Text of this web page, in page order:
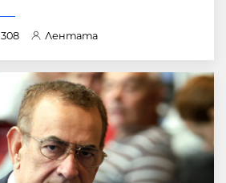
308 Лентата